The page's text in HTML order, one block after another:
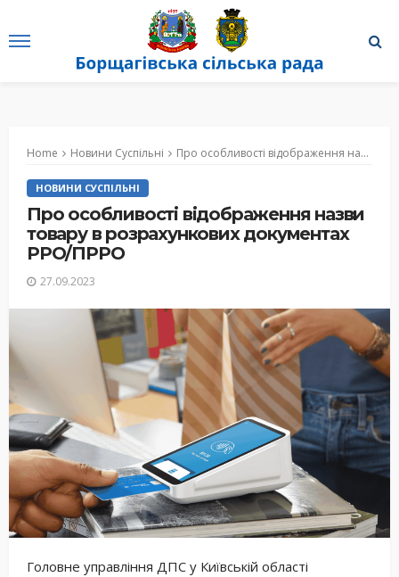
Home Новини Суспільні Про особливості відображення назви товару в розрахункових документах РРО/ПРРО
НОВИНИ СУСПІЛЬНІ
Про особливості відображення назви
товару в розрахункових документах
РРО/ПРРО
27.09.2023
Головне управління ДПС у Київській області